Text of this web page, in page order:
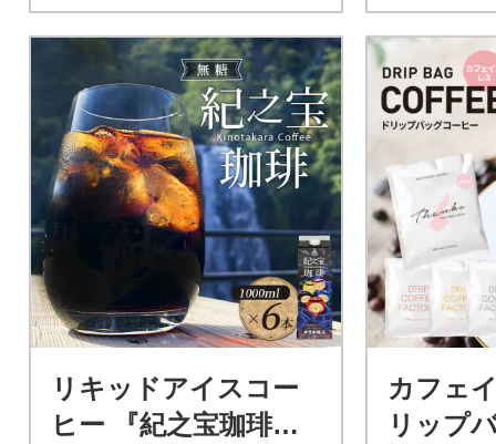
リキッドアイスコー
ヒー 『紀之宝珈琲』 1
カフェ
リップ